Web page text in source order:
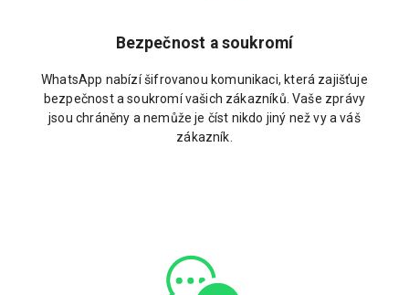
Bezpečnost a soukromí
WhatsApp nabízí šifrovanou komunikaci, která zajišťuje
bezpečnost a soukromí vašich zákazníků. Vaše zprávy
jsou chráněny a nemůže je číst nikdo jiný než vy a váš
zákazník.